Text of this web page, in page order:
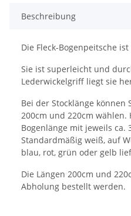
Beschreibung
Die Fleck-Bogenpeitsche
Sie ist superleicht und
Lederwickelgriff liegt sie
Bei der Stocklänge können
200cm und 220cm wählen.
Bogenlänge mit jeweils ca.
Standardmäßig weiß, auf
blau, rot, grün oder gelb
Die Längen 200cm und
Abholung bestellt werden.